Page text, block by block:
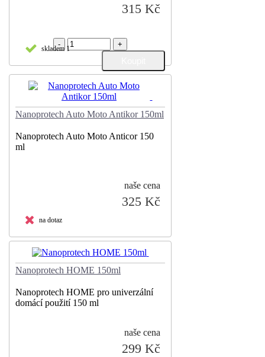
315 Kč
skladem 1
- +
Nanoprotech Auto Moto Antikor 150ml
Nanoprotech Auto Moto Anticor 150
ml
naše cena
325 Kč
na dotaz
Nanoprotech HOME 150ml
Nanoprotech HOME pro univerzální
domácí použití 150 ml
naše cena
299 Kč